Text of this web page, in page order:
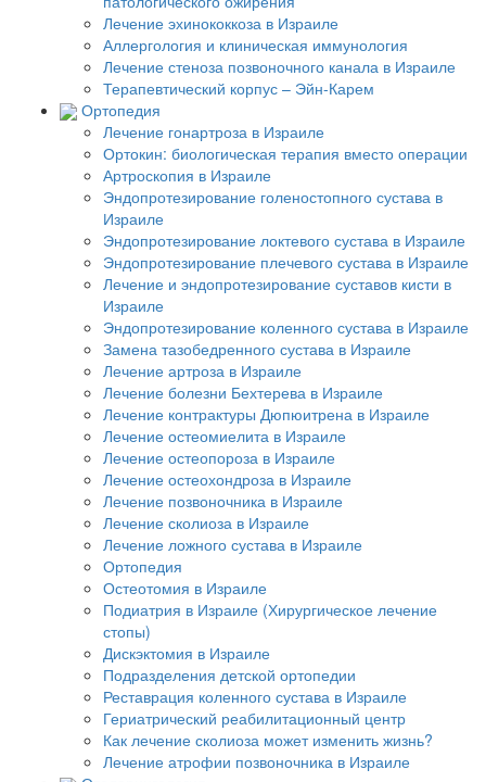
Лечение эхинококкоза в Израиле
Аллергология и клиническая иммунология
Лечение стеноза позвоночного канала в Израиле
Терапевтический корпус – Эйн-Карем
Ортопедия
Лечение гонартроза в Израиле
Ортокин: биологическая терапия вместо операции
Артроскопия в Израиле
Эндопротезирование голеностопного сустава в
Израиле
Эндопротезирование локтевого сустава в Израиле
Эндопротезирование плечевого сустава в Израиле
Лечение и эндопротезирование суставов кисти в
Израиле
Эндопротезирование коленного сустава в Израиле
Замена тазобедренного сустава в Израиле
Лечение артроза в Израиле
Лечение болезни Бехтерева в Израиле
Лечение контрактуры Дюпюитрена в Израиле
Лечение остеомиелита в Израиле
Лечение остеопороза в Израиле
Лечение остеохондроза в Израиле
Лечение позвоночника в Израиле
Лечение сколиоза в Израиле
Лечение ложного сустава в Израиле
Ортопедия
Остеотомия в Израиле
Подиатрия в Израиле (Хирургическое лечение
стопы)
Дискэктомия в Израиле
Подразделения детской ортопедии
Реставрация коленного сустава в Израиле
Гериатрический реабилитационный центр
Как лечение сколиоза может изменить жизнь?
Лечение атрофии позвоночника в Израиле